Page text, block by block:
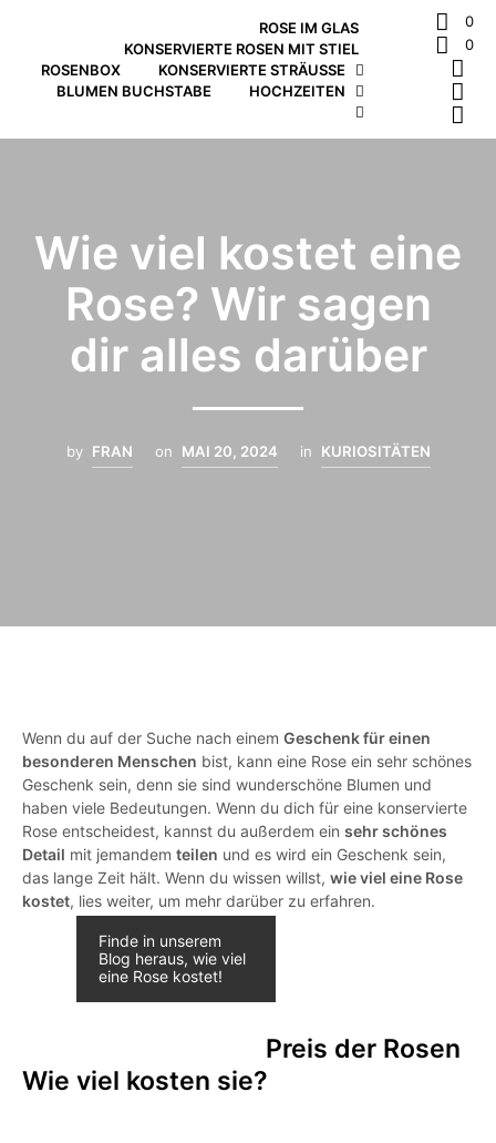
ROSE IM GLAS
KONSERVIERTE ROSEN MIT STIEL
ROSENBOX
KONSERVIERTE STRÄUSSE
BLUMEN BUCHSTABE
HOCHZEITEN
0
0
Wie viel kostet eine
Rose? Wir sagen
dir alles darüber
by FRAN on MAI 20, 2024 in KURIOSITÄTEN
Wenn du auf der Suche nach einem Geschenk für einen
besonderen Menschen bist, kann eine Rose ein sehr schönes
Geschenk sein, denn sie sind wunderschöne Blumen und
haben viele Bedeutungen. Wenn du dich für eine konservierte
Rose entscheidest, kannst du außerdem ein sehr schönes
Detail mit jemandem teilen und es wird ein Geschenk sein,
das lange Zeit hält. Wenn du wissen willst, wie viel eine Rose
kostet, lies weiter, um mehr darüber zu erfahren.
Finde in unserem
Blog heraus, wie viel
eine Rose kostet!
Preis der Rosen
Wie viel kosten sie?